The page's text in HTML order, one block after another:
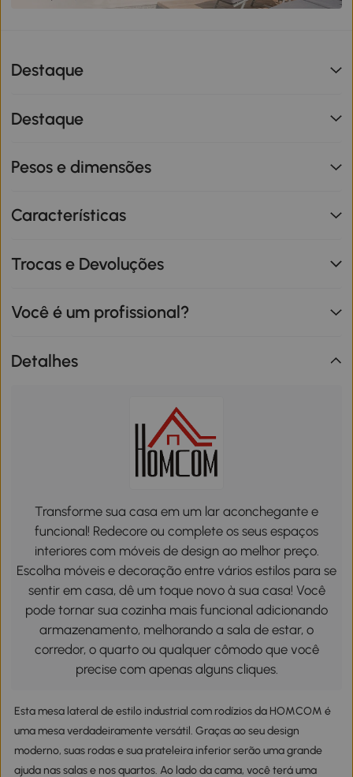
Destaque
Destaque
Pesos e dimensões
Características
Trocas e Devoluções
Você é um profissional?
Detalhes
Transforme sua casa em um lar aconchegante e
funcional! Redecore ou complete os seus espaços
interiores com móveis de design ao melhor preço.
Escolha móveis e decoração entre vários estilos para se
sentir em casa, dê um toque novo à sua casa! Você
pode tornar sua cozinha mais funcional adicionando
armazenamento, melhorando a sala de estar, o
corredor, o quarto ou qualquer cômodo que você
precise com apenas alguns cliques.
Esta mesa lateral de estilo industrial com rodízios da HOMCOM é
uma mesa verdadeiramente versátil. Graças ao seu design
moderno, suas rodas e sua prateleira inferior serão uma grande
ajuda nas salas e nos quartos. Ao lado da cama, você terá uma